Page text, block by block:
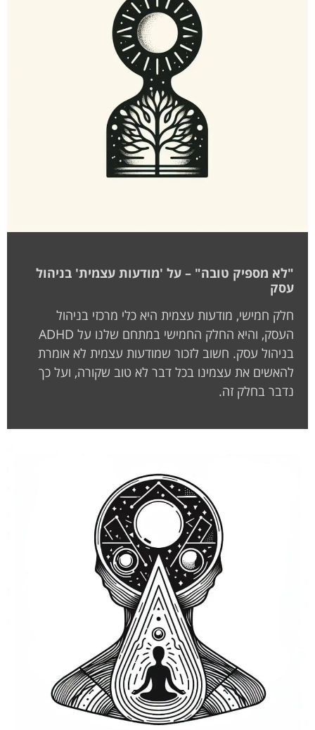
"לא מספיק טובה" – על 'מודעות עצמית' בניהול
עסק
חלק חמישי, מודעות עצמית היא כלי מרכזי בניהול
העסק, והיא החלק החמישי במתחם שלנו על ADHD
בניהול עסק. חשוב לזכור שמודעות עצמית לא אומרת
להאשים את עצמינו בכל דבר לא טוב שקורה, ועל כך
נדבר בחלק זה.